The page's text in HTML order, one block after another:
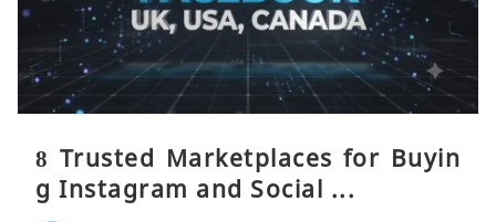
8 Trusted Marketplaces for Buyin
g Instagram and Social ...